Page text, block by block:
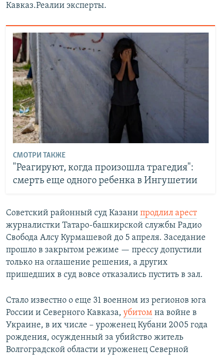
Кавказ.Реалии эксперты.
СМОТРИ ТАКЖЕ
"Реагируют, когда произошла трагедия":
смерть еще одного ребенка в Ингушетии
Советский районный суд Казани продлил арест
журналистки Татаро-башкирской службы Радио
Свобода Алсу Курмашевой до 5 апреля. Заседание
прошло в закрытом режиме — прессу допустили
только на оглашение решения, а других
пришедших в суд вовсе отказались пустить в зал.
Cтало известно о еще 31 военном из регионов юга
России и Северного Кавказа, убитом на войне в
Украине, в их числе – уроженец Кубани 2005 года
рождения, осужденный за убийство житель
Волгоградской области и уроженец Северной